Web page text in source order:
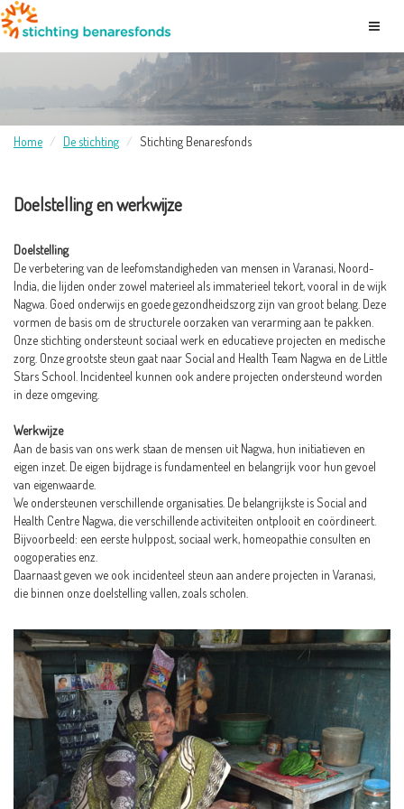
Home De stichting Stichting Benaresfonds
Doelstelling en werkwijze
Doelstelling
De verbetering van de leefomstandigheden van mensen in Varanasi, Noord-
India, die lijden onder zowel materieel als immaterieel tekort, vooral in de wijk
Nagwa. Goed onderwijs en goede gezondheidszorg zijn van groot belang. Deze
vormen de basis om de structurele oorzaken van verarming aan te pakken.
Onze stichting ondersteunt sociaal werk en educatieve projecten en medische
zorg. Onze grootste steun gaat naar Social and Health Team Nagwa en de Little
Stars School. Incidenteel kunnen ook andere projecten ondersteund worden
in deze omgeving.
Werkwijze
Aan de basis van ons werk staan de mensen uit Nagwa, hun initiatieven en
eigen inzet. De eigen bijdrage is fundamenteel en belangrijk voor hun gevoel
van eigenwaarde.
We ondersteunen verschillende organisaties. De belangrijkste is Social and
Health Centre Nagwa, die verschillende activiteiten ontplooit en coördineert.
Bijvoorbeeld: een eerste hulppost, sociaal werk, homeopathie consulten en
oogoperaties enz.
Daarnaast geven we ook incidenteel steun aan andere projecten in Varanasi,
die binnen onze doelstelling vallen, zoals scholen.